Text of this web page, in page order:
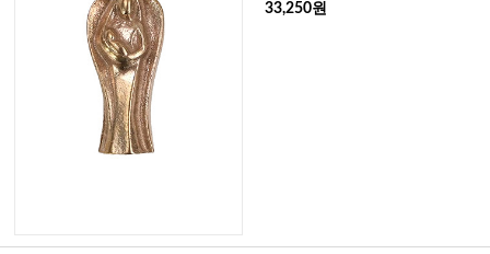
33,250원